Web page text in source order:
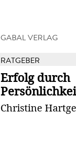
GABAL VERLAG
RATGEBER
Erfolg durch
Christine